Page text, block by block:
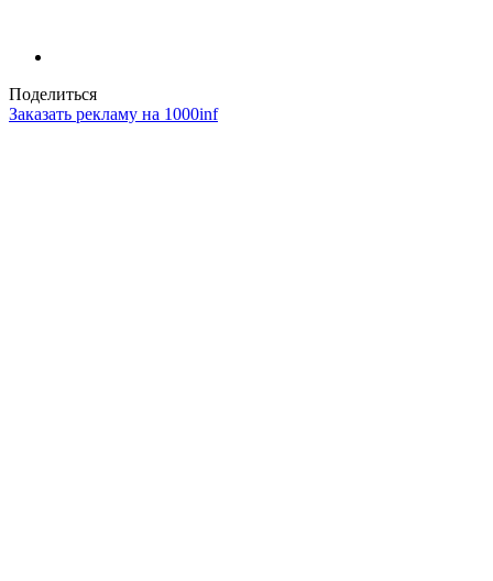
Поделиться
Заказать рекламу на 1000inf